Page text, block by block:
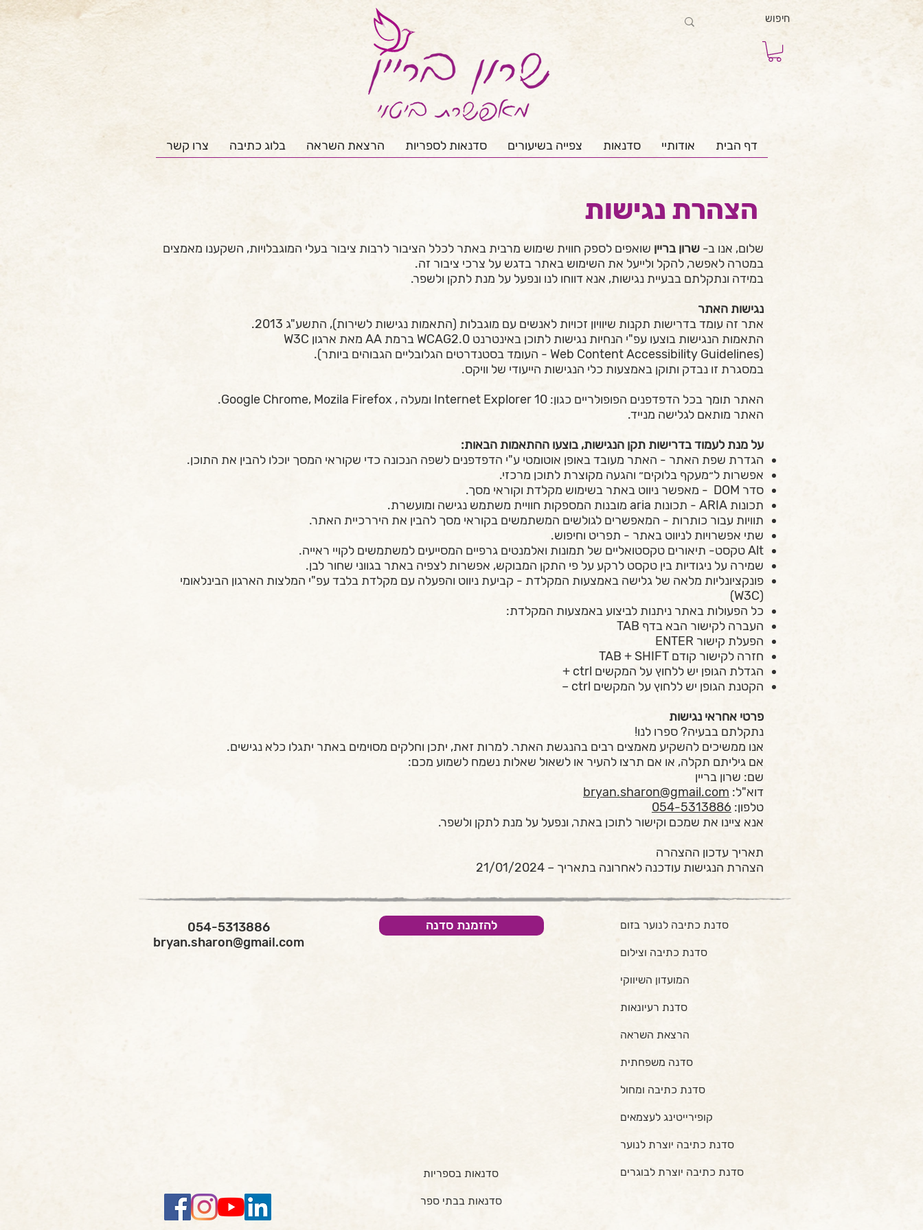
דף הבית אודותיי סדנאות צפייה בשיעורים סדנאות לספריות הרצאת השראה בלוג כתיבה צרו קשר
הצהרת נגישות
שלום, אנו ב- שרון בריין שואפים לספק חווית שימוש מרבית באתר לכלל הציבור לרבות ציבור בעלי המוגבלויות, השקענו מאמצים
במטרה לאפשר, להקל ולייעל את השימוש באתר בדגש על צרכי ציבור זה.
במידה ונתקלתם בבעיית נגישות, אנא דווחו לנו ונפעל על מנת לתקן ולשפר.
נגישות האתר
אתר זה עומד בדרישות תקנות שיוויון זכויות לאנשים עם מוגבלות (התאמות נגישות לשירות), התשע"ג 2013.
התאמות הנגישות בוצעו עפ"י הנחיות נגישות לתוכן באינטרנט WCAG2.0 ברמת AA מאת ארגון W3C
(Web Content Accessibility Guidelines - העומד בסטנדרטים הגלובליים הגבוהים ביותר).
במסגרת זו נבדק ותוקן באמצעות כלי הנגישות הייעודי של וויקס.
האתר תומך בכל הדפדפנים הפופולריים כגון: Internet Explorer 10 ומעלה , Google Chrome, Mozila Firefox.
האתר מותאם לגלישה מנייד.
על מנת לעמוד בדרישות תקן הנגישות, בוצעו ההתאמות הבאות:
הגדרת שפת האתר - האתר מעובד באופן אוטומטי ע"י הדפדפנים לשפה הנכונה כדי שקוראי המסך יוכלו להבין את התוכן.
אפשרות ל״מעקף בלוקים״ והגעה מקוצרת לתוכן מרכזי.
סדר DOM - מאפשר ניווט באתר בשימוש מקלדת וקוראי מסך.
תכונות ARIA - תכונות aria מובנות המספקות חוויית משתמש נגישה ומועשרת.
תוויות עבור כותרות - המאפשרים לגולשים המשתמשים בקוראי מסך להבין את היררכיית האתר.
שתי אפשרויות לניווט באתר - תפריט וחיפוש.
Alt טקסט- תיאורים טקסטואליים של תמונות ואלמנטים גרפיים המסייעים למשתמשים לקויי ראייה.
שמירה על ניגודיות בין טקסט לרקע על פי התקן המבוקש, אפשרות לצפיה באתר בגווני שחור לבן.​
פונקציונליות מלאה של גלישה באמצעות המקלדת - קביעת ניווט והפעלה עם מקלדת בלבד עפ"י המלצות הארגון הבינלאומי
(W3C)
כל הפעולות באתר ניתנות לביצוע באמצעות המקלדת:
העברה לקישור הבא בדף TAB
הפעלת קישור ENTER
חזרה לקישור קודם TAB + SHIFT
הגדלת הגופן יש ללחוץ על המקשים ctrl +
הקטנת הגופן יש ללחוץ על המקשים ctrl –
פרטי אחראי נגישות
נתקלתם בבעיה? ספרו לנו!
אנו ממשיכים להשקיע מאמצים רבים בהנגשת האתר. למרות זאת, יתכן וחלקים מסוימים באתר יתגלו כלא נגישים.
אם גיליתם תקלה, או אם תרצו להעיר או לשאול שאלות נשמח לשמוע מכם:
שם: שרון בריין
דוא"ל: bryan.sharon@gmail.com
טלפון: 054-5313886
אנא ציינו את שמכם וקישור לתוכן באתר, ונפעל על מנת לתקן ולשפר.
תאריך עדכון ההצהרה
הצהרת הנגישות עודכנה לאחרונה בתאריך – 21/01/2024
054-5313886
bryan.sharon@gmail.com
להזמנת סדנה
סדנאות בספריות
סדנת כתיבה לנוער בזום
סדנת כתיבה וצילום
המועדון השיווקי
סדנת רעיונאות
הרצאת השראה
סדנה משפחתית
סדנת כתיבה ומחול
קופירייטינג לעצמאים
סדנת כתיבה יוצרת לנוער
סדנת כתיבה יוצרת לבוגרים
סדנאות בבתי ספר